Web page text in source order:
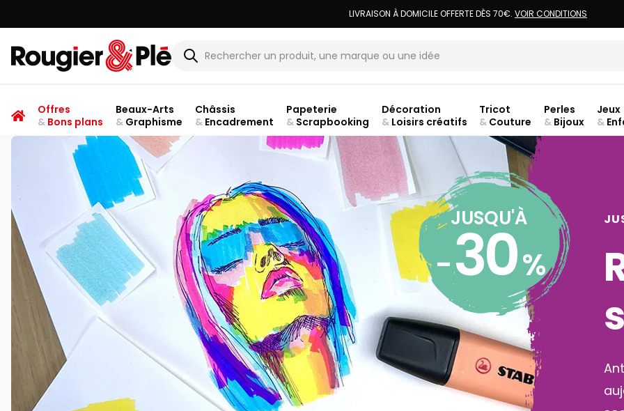
VOUS ÊTES CLIENT ROUGIER&PLÉ ? CRÉEZ UN NOUVEAU MOT DE PASSE ET ACCÉDEZ À
Rougier & Plé
Offres
&Bons plans
Beaux-Arts
&Graphisme
Châssis
&Encadrement
Papeterie
&Scrapbooking
Décoration
&Loisirs créatifs
Tricot
& Couture
Perles
& Bijoux
Jeux
&
JUSQU'À
-30%